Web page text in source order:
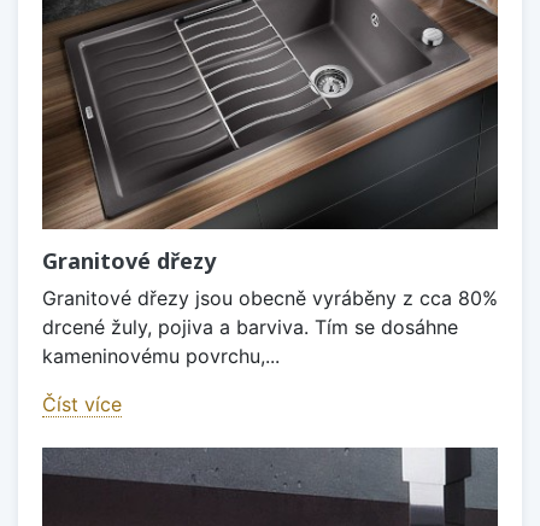
Granitové dřezy
Granitové dřezy jsou obecně vyráběny z cca 80%
drcené žuly, pojiva a barviva. Tím se dosáhne
kameninovému povrchu,...
Číst více